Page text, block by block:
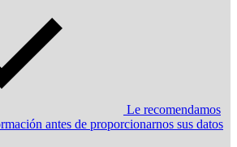
Le recomendamos
antes de proporcionarnos sus datos